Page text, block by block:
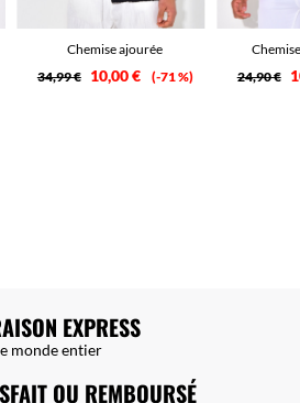
Chemise ajourée
34,99 €
10,00 € -71 %
24,90 €
EXPRESS
monde entier
OU REMBOURSÉ